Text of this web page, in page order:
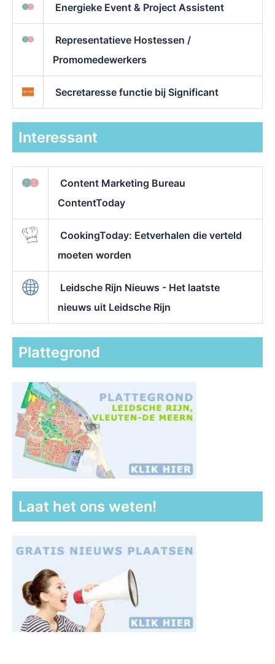
Energieke Event & Project Assistent
Representatieve Hostessen /
Promomedewerkers
Secretaresse functie bij Significant
Interessant
Content Marketing Bureau
ContentToday
CookingToday: Eetverhalen die verteld
moeten worden
Leidsche Rijn Nieuws - Het laatste
nieuws uit Leidsche Rijn
Plattegrond
Laat het ons weten!